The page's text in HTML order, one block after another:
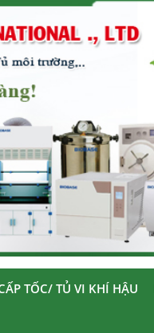
TỐC/ TỦ VI KHÍ HẬU